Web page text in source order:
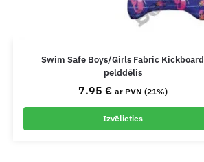
Swim Safe Boys/Girls Fabric Kickboard
pelddēlis
7.95 € ar PVN (21%)
Izvēlieties